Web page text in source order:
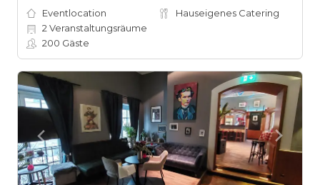
Eventlocation
Hauseigenes Catering
2 Veranstaltungsräume
200 Gäste